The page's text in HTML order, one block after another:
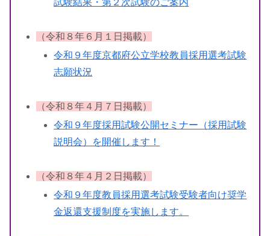
試験結果・第２次試験のご案内
（令和８年６月１日掲載）
令和９年度京都府公立学校教員採用選考試験
志願状況
（令和８年４月７日掲載）
令和９年度採用試験公開セミナー（採用試験
説明会）を開催します！
（令和８年４月２日掲載）
令和９年度教員採用選考試験受験者向け奨学
金返還支援制度を実施します。